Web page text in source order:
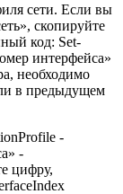
сети. Если вы
скопируйте
код: Set-
интерфейса»
необходимо
в предыдущем
-
-
цифру,